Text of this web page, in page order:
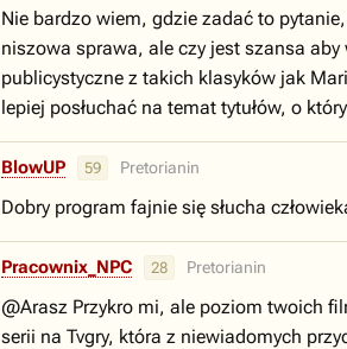
Nie bardzo wiem, gdzie zadać to
niszowa sprawa, ale czy jest szansa
publicystyczne z takich klasyków jak
lepiej posłuchać na temat tytułów, o
BlowUP 59 Pretorianin
Dobry program fajnie się słucha
Pracownix_NPC 28 Pretorianin
@Arasz Przykro mi, ale poziom twoich
serii na Tvgry, która z niewiadomych